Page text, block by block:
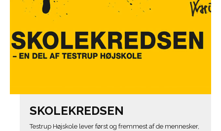
SKOLEKREDSEN
Testrup Højskole lever først og fremmest af de mennesker,